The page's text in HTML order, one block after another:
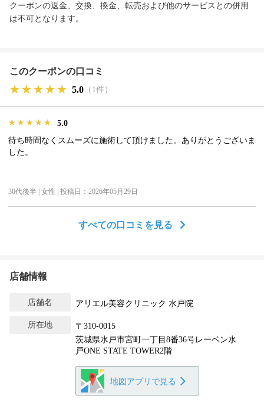
クーポンの返金、交換、換金、転売および他のサービスとの併用
は不可となります。
このクーポンの口コミ
★★★★★
★★★★★
★★★★★ 5.0 （1件）
★★★★★
★★★★★
★★★★★
5.0
待ち時間なくスムーズに施術して頂けました。ありがとうございま
した。
30代後半 | 女性 | 投稿日：2026年05月29日
すべての口コミを見る
店舗情報
店舗名 アリエル美容クリニック 水戸院
所在地
〒310-0015
茨城県水戸市宮町一丁目8番36号レーベン水
戸ONE STATE TOWER2階
地図アプリで見る